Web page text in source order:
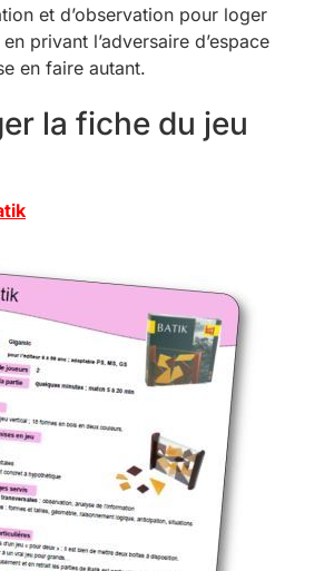
et d’observation pour loger
privant l’adversaire d’espace
en faire autant.
la fiche du jeu